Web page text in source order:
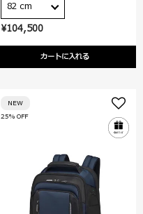
¥104,500
カートに入れる
82 cm
25% OFF
NEW